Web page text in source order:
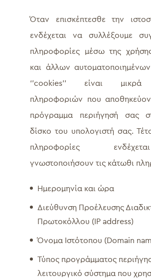
Όταν επισκέπτεσθε την
ενδέχεται να συλλέξουμε
πληροφορίες μέσω της χρήσης
και άλλων
‘’cookies’’ είναι μικρά
πληροφοριών που
πρόγραμμα περιήγησή σας
δίσκο του υπολογιστή σας.
πληροφορίες
γνωστοποιήσουν τις κάτωθι
Ημερομηνία και ώρα
Διεύθυνση Προέλευσης
Πρωτοκόλλου (ΙΡ address)
Όνομα Ιστότοπου (Domain
Τύπος προγράμματος
λειτουργικό σύστημα που